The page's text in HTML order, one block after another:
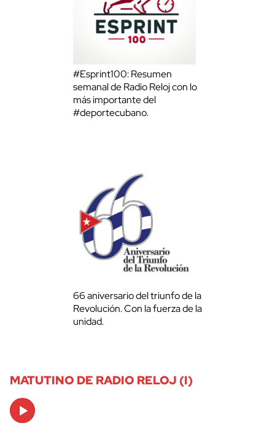
#Esprint100: Resumen
semanal de Radio Reloj con lo
más importante del
#deportecubano.
66 aniversario del triunfo de la
Revolución. Con la fuerza de la
unidad.
MATUTINO DE RADIO RELOJ (I)
Audio
Player